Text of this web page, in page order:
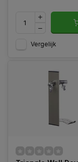
Vergelijk